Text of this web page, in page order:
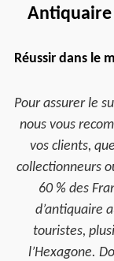
Antiquaire
Réussir dans le
Pour assurer le
nous vous
vos clients,
collectionneurs
60 % des
d’antiquaire
touristes,
l’Hexagone.